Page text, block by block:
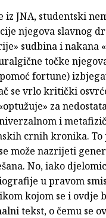
iz JNA, studentski
njegova slavnog
sudbina i nakana
točke
fortune)
se vrlo kritički
za
i
crnih kronika.
može nazrijeti
No, iako
u pravom
kojom se i ovdje
tekst, o čemu se